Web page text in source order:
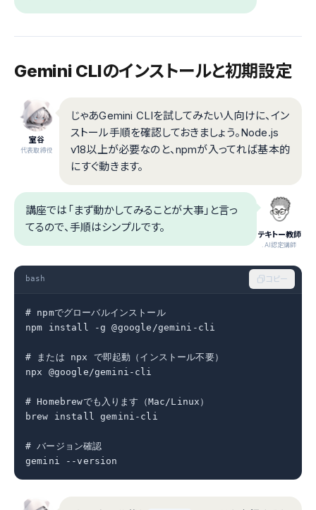
Gemini CLIのインストールと初期設定
室谷
代表取締役
じゃあGemini CLIを試してみたい人向けに、イン
ストール手順を確認しておきましょう。Node.js
v18以上が必要なのと、npmが入ってれば基本的
にすぐ動きます。
テキトー教師
.AI認定講師
講座では「まず動かしてみることが大事」と言っ
てるので、手順はシンプルです。
bash コピー
# npmでグローバルインストール
npm install -g @google/gemini-cli
# または npx で即起動（インストール不要）
npx @google/gemini-cli
# Homebrewでも入ります（Mac/Linux）
brew install gemini-cli
# バージョン確認
gemini --version